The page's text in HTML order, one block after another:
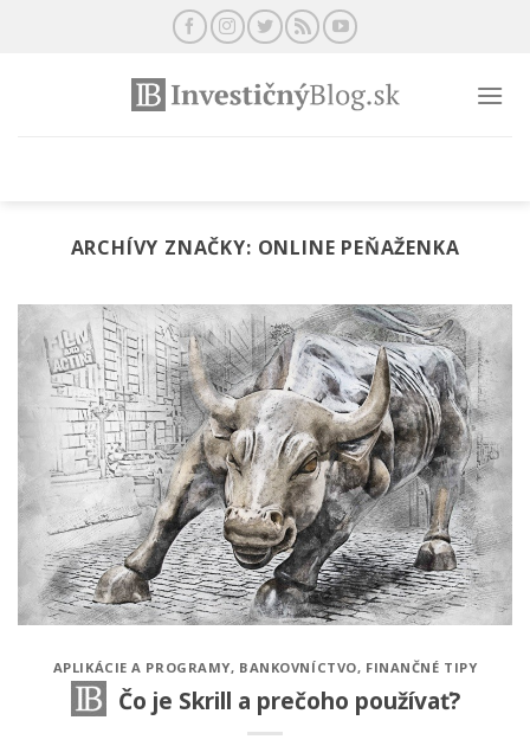
ARCHÍVY ZNAČKY: ONLINE PEŇAŽENKA
APLIKÁCIE A PROGRAMY, BANKOVNÍCTVO, FINANČNÉ TIPY
Čo je Skrill a prečoho používať?